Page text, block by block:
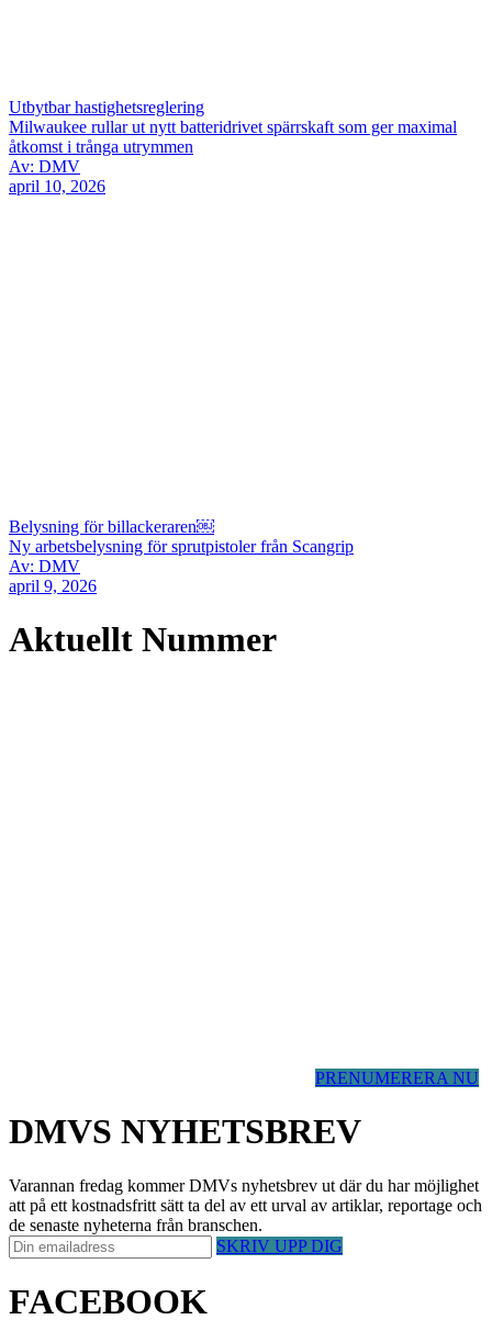
Utbytbar hastighetsreglering
Milwaukee rullar ut nytt batteridrivet spärrskaft som ger maximal
åtkomst i trånga utrymmen
Av: DMV
april 10, 2026
Belysning för billackeraren￼
Ny arbetsbelysning för sprutpistoler från Scangrip
Av: DMV
april 9, 2026
Aktuellt Nummer
PRENUMERERA NU
DMVS NYHETSBREV
Varannan fredag kommer DMVs nyhetsbrev ut där du har möjlighet
att på ett kostnadsfritt sätt ta del av ett urval av artiklar, reportage och
de senaste nyheterna från branschen.
SKRIV UPP DIG
FACEBOOK